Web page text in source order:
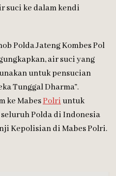
suci ke dalam kendi
Polda Jateng Kombes Pol
air suci yang
untuk pensucian
Tunggal Dharma”.
ke MabesPolriuntuk
Polda di Indonesia
Kepolisian di Mabes Polri.